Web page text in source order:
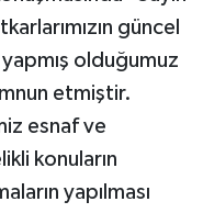
güncel
olduğumuz
etmiştir.
esnaf ve
konuların
yapılması